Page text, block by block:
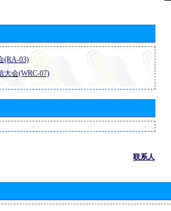
(RA-03)
大会(WRC-07)
联系人